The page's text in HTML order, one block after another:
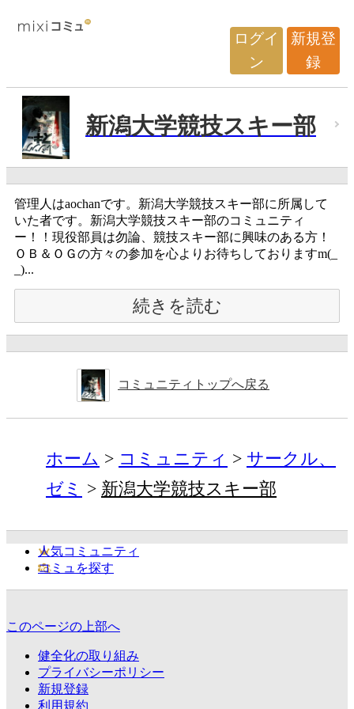
ログイ
ン
新規登
録
新潟大学競技スキー部
管理人はaochanです。新潟大学競技スキー部に所属して
いた者です。新潟大学競技スキー部のコミュニティ
ー！！現役部員は勿論、競技スキー部に興味のある方！
ＯＢ＆ＯＧの方々の参加を心よりお待ちしておりますm(_
_)...
続きを読む
コミュニティトップへ戻る
ホーム コミュニティ
サークル、
ゼミ
新潟大学競技スキー部
人気コミュニティ
コミュを探す
このページの上部へ
健全化の取り組み
プライバシーポリシー
新規登録
利用規約